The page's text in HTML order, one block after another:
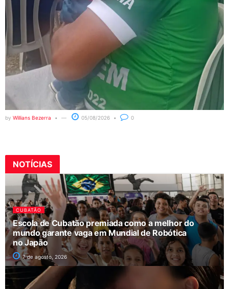
by Willians Bezerra 05/08/2026 0
NOTÍCIAS
CUBATÃO
Escola de Cubatão premiada como a melhor do
mundo garante vaga em Mundial de Robótica
no Japão
7 de agosto, 2026